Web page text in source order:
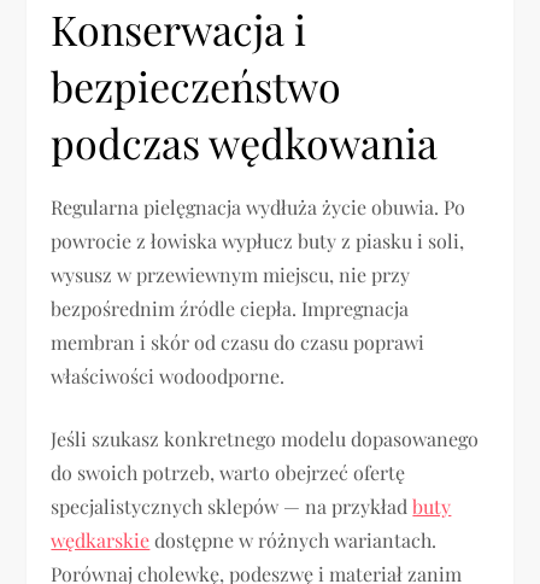
Konserwacja i
bezpieczeństwo
podczas wędkowania
Regularna pielęgnacja wydłuża życie obuwia. Po
powrocie z łowiska wypłucz buty z piasku i soli,
wysusz w przewiewnym miejscu, nie przy
bezpośrednim źródle ciepła. Impregnacja
membran i skór od czasu do czasu poprawi
właściwości wodoodporne.
Jeśli szukasz konkretnego modelu dopasowanego
do swoich potrzeb, warto obejrzeć ofertę
specjalistycznych sklepów — na przykładbuty
wędkarskiedostępne w różnych wariantach.
Porównaj cholewkę, podeszwę i materiał zanim